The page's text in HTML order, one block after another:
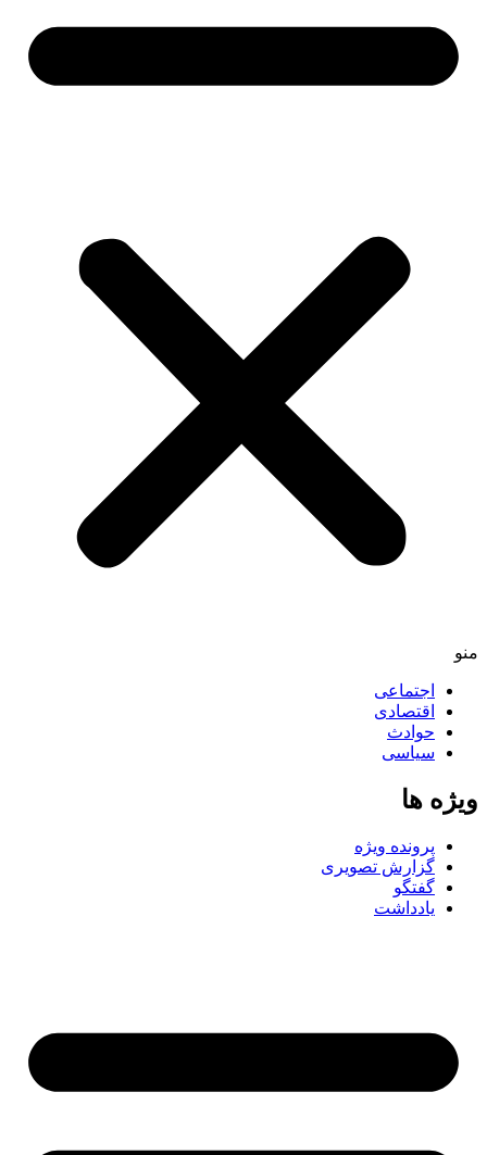
منو
اجتماعی
اقتصادی
حوادث
سیاسی
ویژه ها
پرونده ویژه
گزارش تصویری
گفتگو
یادداشت